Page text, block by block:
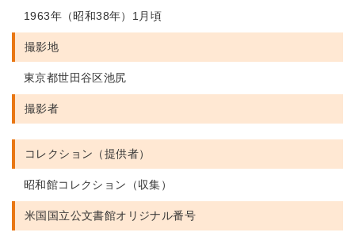
1963年（昭和38年）1月頃
撮影地
東京都世田谷区池尻
撮影者
コレクション（提供者）
昭和館コレクション（収集）
米国国立公文書館オリジナル番号